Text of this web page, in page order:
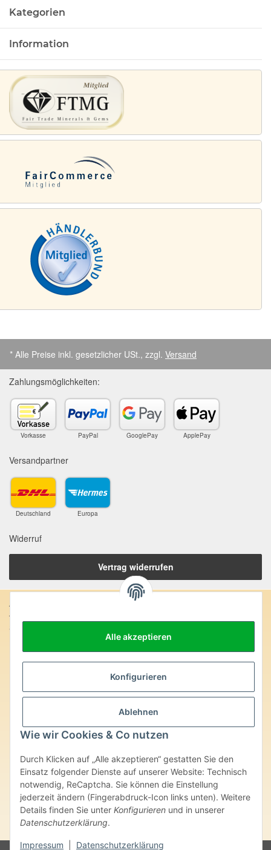
Alle akzeptieren
Konfigurieren
Ablehnen
Wie wir Cookies & Co nutzen
Durch Klicken auf „Alle akzeptieren“ gestatten Sie den
Einsatz folgender Dienste auf unserer Website: Technisch
notwendig, ReCaptcha. Sie können die Einstellung
jederzeit ändern (Fingerabdruck-Icon links unten). Weitere
Details finden Sie unter Konfigurieren und in unserer
Datenschutzerklärung.
Impressum Datenschutzerklärung
Kategorien
Information
* Alle Preise inkl. gesetzlicher USt., zzgl. Versand
Zahlungsmöglichkeiten:
Vorkasse PayPal GooglePay ApplePay
Versandpartner
Deutschland Europa
Widerruf
Vertrag widerrufen
Anschrift:
SteinZeitOase
Uhlandstr. 7
D-75391 Gechingen
Edelsteine und Mineralien werden im esoterischen Bereich
besondere Kräfte und Eigenschaften zugeordnet. Wir weisen
ausdrücklich darauf hin, dass alle gemachten Aussagen bzgl.
heilender Wirkungen (körperlich-seelisch-mental-geistig) einzelner
überlassenen Unterlagen bisher weder medizinisch anerkannt oder
wissenschaftlich nachweisbar sind. Die gemachten Angaben
beruhen ausschließlich auf Überlieferungen und langjähriger
Erfahrung. Unsere Produkte ersetzen nie den Besuch beim Arzt
oder Heilpraktiker und sind auch kein Medikamentenersatz. Auch
stellen unsere Angaben im ärztlichen Sinne keine Diagnose- oder
Therapieform dar.